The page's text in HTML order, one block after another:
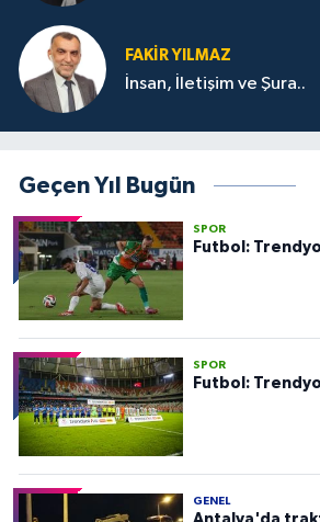
FAKIR YILMAZ
İnsan, İletişim ve Şura..
Geçen Yıl Bugün
SPOR
Futbol:
SPOR
Futbol:
GENEL